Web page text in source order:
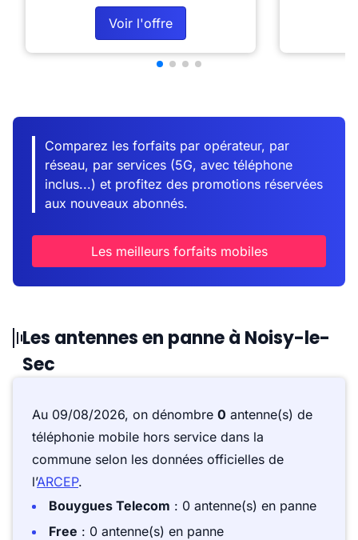
Voir l'offre
Comparez les forfaits par opérateur, par
réseau, par services (5G, avec téléphone
inclus...) et profitez des promotions réservées
aux nouveaux abonnés.
Les meilleurs forfaits mobiles
Les antennes en panne à Noisy-le-
Sec
Au 09/08/2026, on dénombre 0 antenne(s) de
téléphonie mobile hors service dans la
commune selon les données officielles de
l’ARCEP.
Bouygues Telecom : 0 antenne(s) en panne
Free : 0 antenne(s) en panne